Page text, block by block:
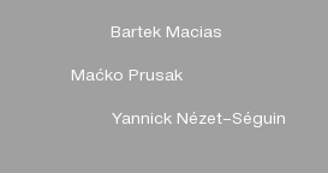
Bartek Macias
Maćko Prusak
Yannick Nézet–Séguin